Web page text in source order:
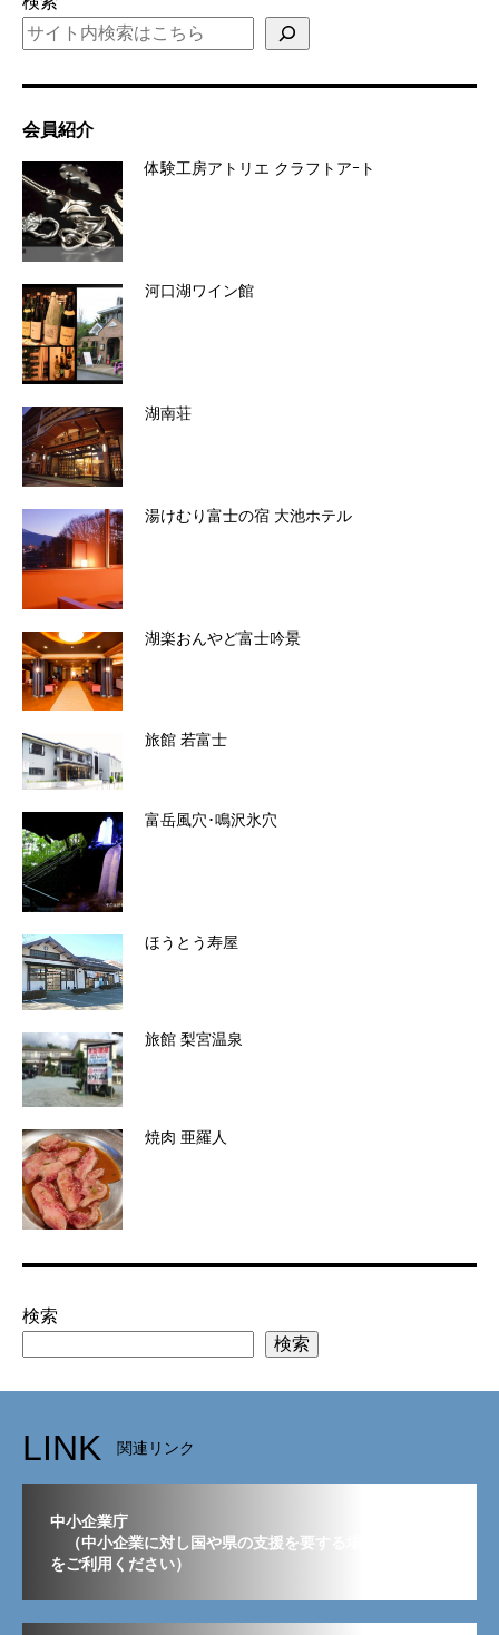
会員紹介
体験工房アトリエ クラフトアｰト
河口湖ワイン館
湖南荘
湯けむり富士の宿 大池ホテル
湖楽おんやど富士吟景
旅館 若富士
富岳風穴･鳴沢氷穴
ほうとう寿屋
旅館 梨宮温泉
焼肉 亜羅人
検索
検索
LINK 関連リンク
中小企業庁
（中小企業に対し国や県の支援を要する場合はこちら
をご利用ください）